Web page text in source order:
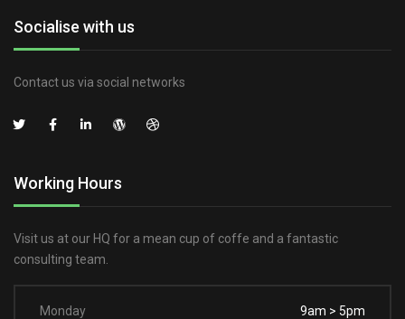
Socialise with us
Contact us via social networks
Working Hours
Visit us at our HQ for a mean cup of coffe and a fantastic
consulting team.
Monday
9am > 5pm